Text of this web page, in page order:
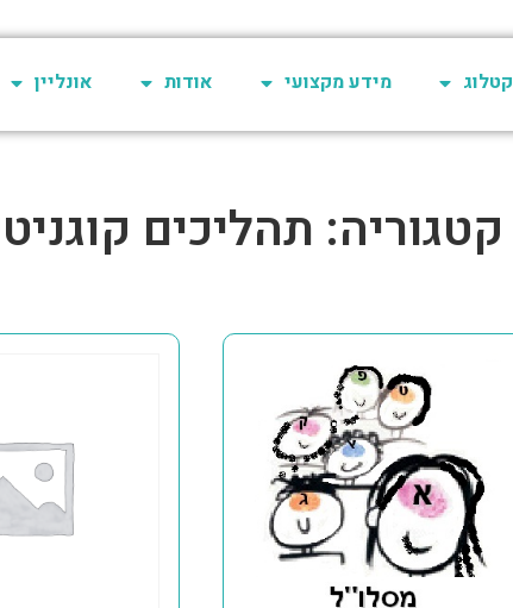
קטלוג מידע מקצועי אודות אונליין
קטגוריה: תהליכים